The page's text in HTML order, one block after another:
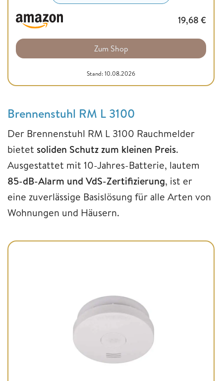
19,68 €
Zum Shop
Stand: 10.08.2026
Brennenstuhl RM L 3100
Der Brennenstuhl RM L 3100 Rauchmelder
bietet soliden Schutz zum kleinen Preis.
Ausgestattet mit 10-Jahres-Batterie, lautem
85-dB-Alarm und VdS-Zertifizierung, ist er
eine zuverlässige Basislösung für alle Arten von
Wohnungen und Häusern.